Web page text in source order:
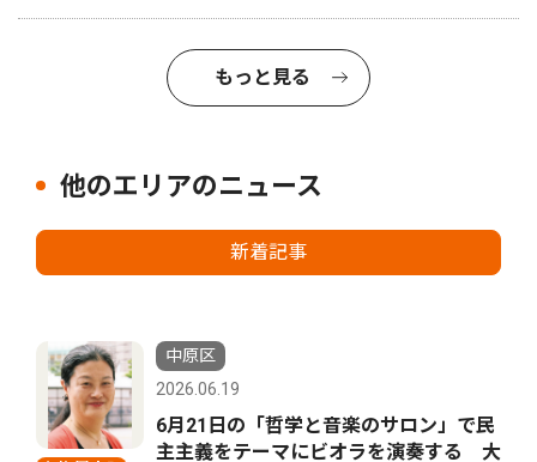
もっと見る
他のエリアのニュース
新着記事
中原区
2026.06.19
6月21日の「哲学と音楽のサロン」で民
主主義をテーマにビオラを演奏する 大